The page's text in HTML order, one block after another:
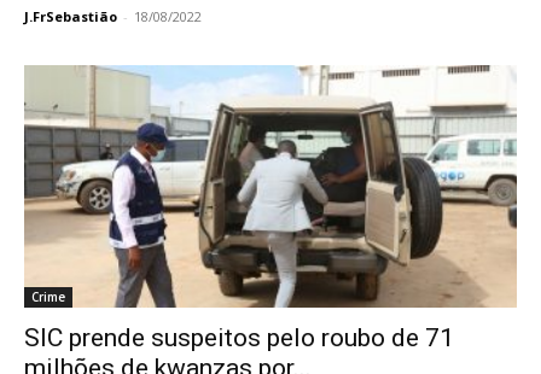
J.FrSebastião - 18/08/2022
Crime
SIC prende suspeitos pelo roubo de 71